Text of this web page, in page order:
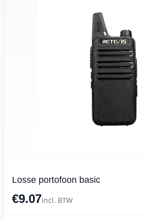
Losse portofoon basic
€9.07incl. BTW